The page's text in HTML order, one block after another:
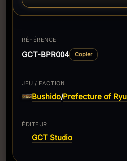
RÉFÉRENCE
GCT-BPR004 Copier
JEU / FACTION
Bushido/Prefecture of Ryu
ÉDITEUR
GCT Studio